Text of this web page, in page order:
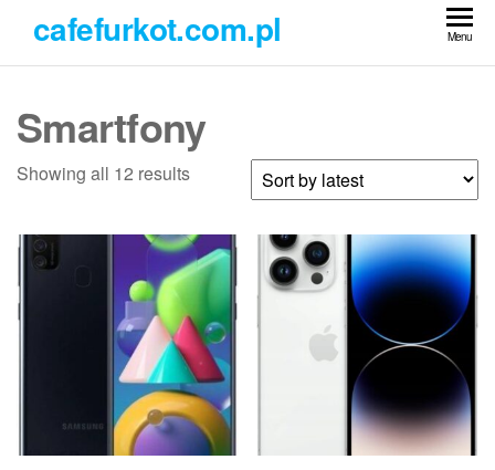
treści
cafefurkot.com.pl Menu
Smartfony
Showing all 12 results